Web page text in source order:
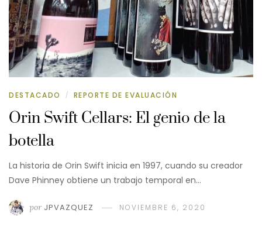
DESTACADO / REPORTE DE EVALUACIÓN
Orin Swift Cellars: El genio de la
botella
La historia de Orin Swift inicia en 1997, cuando su creador
Dave Phinney obtiene un trabajo temporal en…
por JPVAZQUEZ NOVIEMBRE 6, 2020